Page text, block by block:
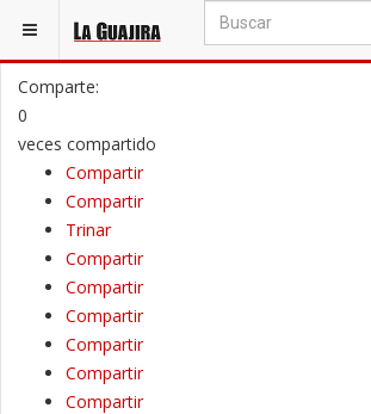
ESTÁ AQUÍ: OPINIÓN COLUMNAS DE OPINIÓN
Comparte:
0
veces compartido
Compartir
Compartir
Trinar
Compartir
Compartir
Compartir
Compartir
Compartir
Compartir